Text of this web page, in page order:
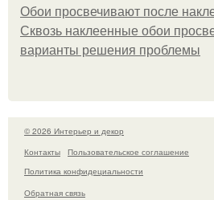
Обои просвечивают после
Сквозь наклеенные обои
варианты решения проблемы
© 2026 Интерьер и декор
Контакты
Пользовательское соглашение
Политика конфидециальности
Обратная связь